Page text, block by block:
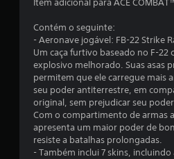
Contém o seguinte:
- Aeronave jogável: FB-22 Strike
Um caça furtivo baseado no F-22
explosivo melhorado. Suas asas
permitem que ele carregue mais
seu poder antiterrestre, em
original, sem prejudicar seu
Com o compartimento de armas
apresenta um maior poder de
resiste a batalhas prolongadas.
- Também inclui 7 skins, incluindo